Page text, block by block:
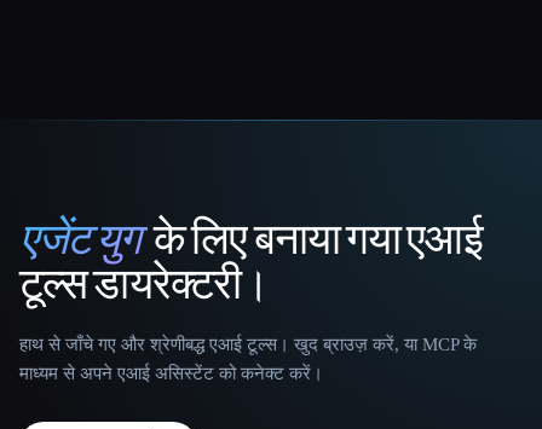
That AI Collection
एजेंट युगके लिए बनाया गया एआई
टूल्स डायरेक्टरी।
हाथ से जाँचे गए और श्रेणीबद्ध एआई टूल्स। खुद ब्राउज़ करें, या MCP के
माध्यम से अपने एआई असिस्टेंट को कनेक्ट करें।